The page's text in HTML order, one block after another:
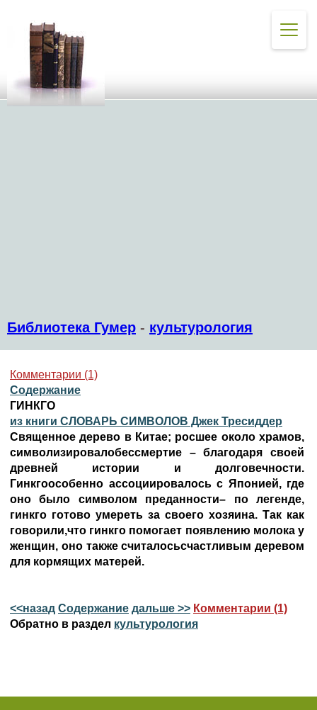
Библиотека Гумер - культурология
Комментарии (1)
Содержание
ГИНКГО
из книги СЛОВАРЬ СИМВОЛОВ Джек Тресиддер
Священное дерево в Китае; росшее около храмов,
символизировалобессмертие – благодаря своей
древней истории и долговечности.
Гинкгоособенно ассоциировалось с Японией, где
оно было символом преданности– по легенде,
гинкго готово умереть за своего хозяина. Так как
говорили,что гинкго помогает появлению молока у
женщин, оно также считалосьсчастливым деревом
для кормящих матерей.
<<назад Содержание дальше >> Комментарии (1)
Обратно в раздел культурология